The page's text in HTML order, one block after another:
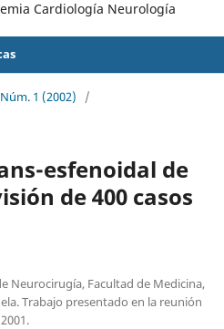
Cardiología Neurología
1 (2002)
/
esfenoidal de
de 400 casos
Neurocirugía, Facultad de Medicina,
Trabajo presentado en la reunión